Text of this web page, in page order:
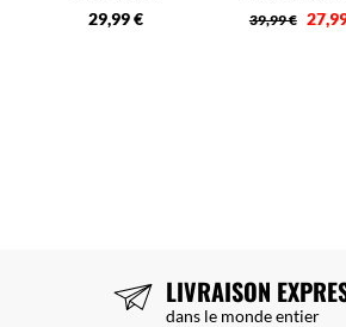
29,99 €
39,99 €
LIVRAISON
dans le monde entier